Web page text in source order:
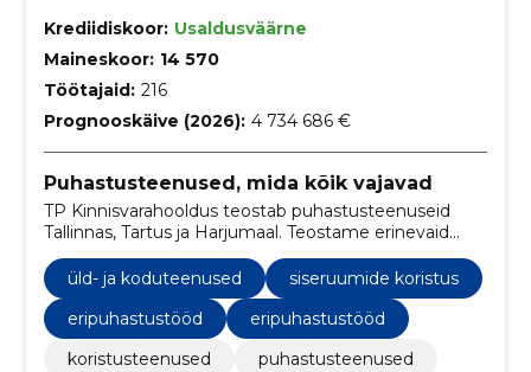
Krediidiskoor: Usaldusväärne
Maineskoor: 14 570
Töötajaid: 216
Prognooskäive (2026): 4 734 686 €
Puhastusteenused, mida kõik vajavad
TP Kinnisvarahooldus teostab puhastusteenuseid
Tallinnas, Tartus ja Harjumaal. Teostame erinevaid
puhastusteenuseid nagu siseruumide koristust,
välipuhastust, akende pesu, põrandate süvapesu ja
hooldust. Samuti pakume parkimismajade puhastust
ning prahikonteinerite renti ja transporti.
üld- ja koduteenused
siseruumide koristus
eripuhastustööd
eripuhastustööd
koristusteenused
puhastusteenused